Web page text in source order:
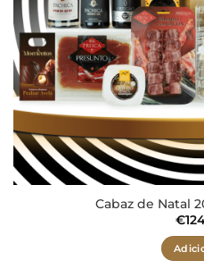
Cabaz de Natal
€